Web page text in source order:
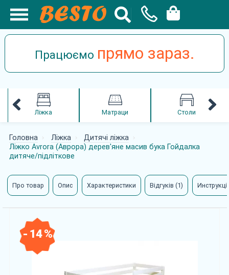
Працюємо прямо зараз.
Ліжка Матраци Столи
Головна Ліжка
Дитячі ліжка
Ліжко Avrora (Аврора) дерев'яне масив бука Гойдалка
дитяче/підліткове
Про товар Опис Характеристики Відгуків (1) Инструкції
- 14 %